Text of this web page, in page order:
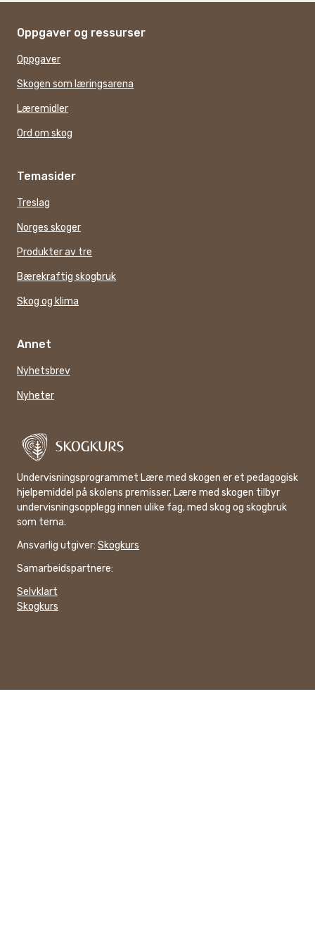
Oppgaver og ressurser
Oppgaver
Skogen som læringsarena
Læremidler
Ord om skog
Temasider
Treslag
Norges skoger
Produkter av tre
Bærekraftig skogbruk
Skog og klima
Annet
Nyhetsbrev
Nyheter
Undervisningsprogrammet Lære med skogen er et pedagogisk
hjelpemiddel på skolens premisser. Lære med skogen tilbyr
undervisningsopplegg innen ulike fag, med skog og skogbruk
som tema.
Ansvarlig utgiver: Skogkurs
Samarbeidspartnere:
Selvklart
Skogkurs